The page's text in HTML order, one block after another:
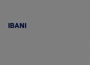
IBANI